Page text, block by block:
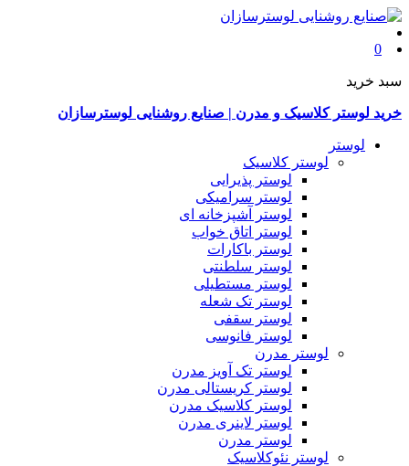
0
سبد خرید
خرید لوستر کلاسیک و مدرن | صنایع روشنایی لوسترسازان
لوستر
لوستر کلاسیک
لوستر پذیرایی
لوستر سرامیکی
لوستر آشپزخانه ای
لوستر اتاق خواب
لوستر باکارات
لوستر سلطنتی
لوستر مستطیلی
لوستر تک شعله
لوستر سقفی
لوستر فانوسی
لوستر مدرن
لوستر تک آویز مدرن
لوستر کریستالی مدرن
لوستر کلاسیک مدرن
لوستر لاینری مدرن
لوستر مدرن
لوستر نئوکلاسیک